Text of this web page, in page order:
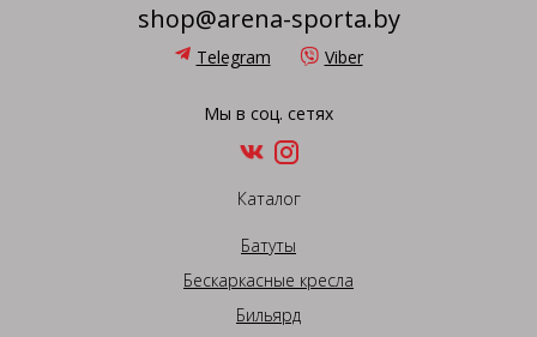
shop@arena-sporta.by
Telegram Viber
Мы в соц. сетях
Каталог
Батуты
Бескаркасные кресла
Бильярд